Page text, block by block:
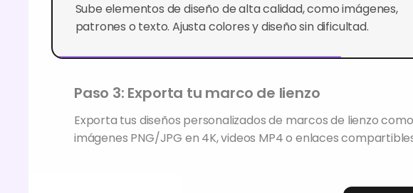
Exporta tus diseños personalizados de marcos de lienzo como
imágenes PNG/JPG en 4K, videos MP4 o enlaces compartibles.